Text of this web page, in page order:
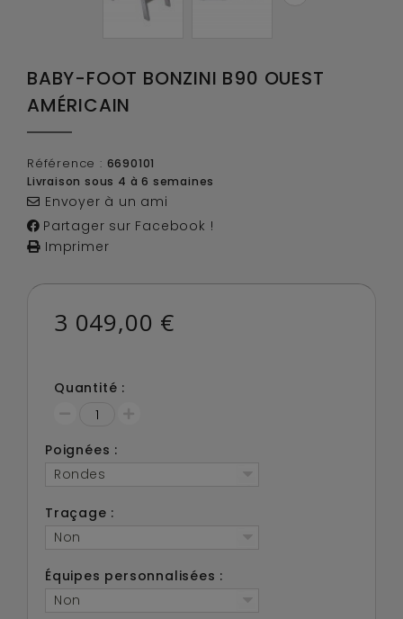
BABY-FOOT BONZINI B90 OUEST
AMÉRICAIN
Référence : 6690101
Livraison sous 4 à 6 semaines
Envoyer à un ami
Partager sur Facebook !
Imprimer
3 049,00 €
Quantité :
Poignées :
Rondes
Traçage :
Non
Équipes personnalisées :
Non